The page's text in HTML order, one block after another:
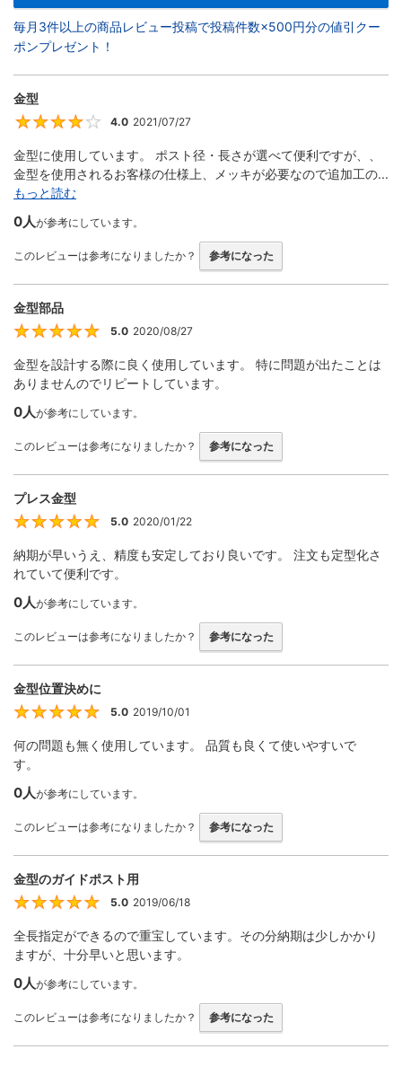
毎月3件以上の商品レビュー投稿で投稿件数×500円分の値引クー
ポンプレゼント！
金型
4
4.0 2021/07/27
金型に使用しています。 ポスト径・長さが選べて便利ですが、、
金型を使用されるお客様の仕様上、メッキが必要なので追加工の...
もっと読む
0人が参考にしています。
このレビューは参考になりましたか？ 参考になった
金型部品
5
5.0 2020/08/27
金型を設計する際に良く使用しています。 特に問題が出たことは
ありませんのでリピートしています。
0人が参考にしています。
このレビューは参考になりましたか？ 参考になった
プレス金型
5
5.0 2020/01/22
納期が早いうえ、精度も安定しており良いです。 注文も定型化さ
れていて便利です。
0人が参考にしています。
このレビューは参考になりましたか？ 参考になった
金型位置決めに
5.0 2019/10/01
何の問題も無く使用しています。 品質も良くて使いやすいで
す。
0人が参考にしています。
このレビューは参考になりましたか？ 参考になった
金型のガイドポスト用
5
5.0 2019/06/18
全長指定ができるので重宝しています。その分納期は少しかかり
ますが、十分早いと思います。
0人が参考にしています。
このレビューは参考になりましたか？ 参考になった